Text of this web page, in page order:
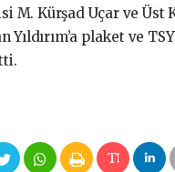
M. Kürşad Uçar ve Üst
Yıldırım’a plaket ve